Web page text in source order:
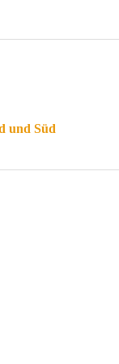
und Süd